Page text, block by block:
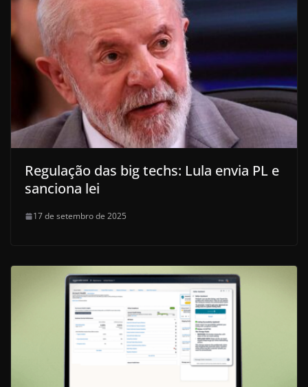
Regulação das big techs: Lula envia PL e
sanciona lei
17 de setembro de 2025